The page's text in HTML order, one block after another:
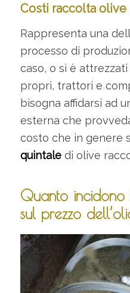
Costi raccolta olive
Rappresenta una
processo di
caso, o si è
propri, trattori e
bisogna affidarsi ad
esterna che
costo che in genere
quintaledi olive
Quanto incidono
sul prezzo